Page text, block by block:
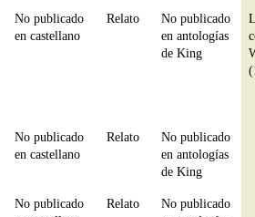
No publicado
en castellano
Relato
No publicado
en antologías
de King
No publicado
en castellano
Relato
No publicado
en antologías
de King
No publicado
Relato
No publicado